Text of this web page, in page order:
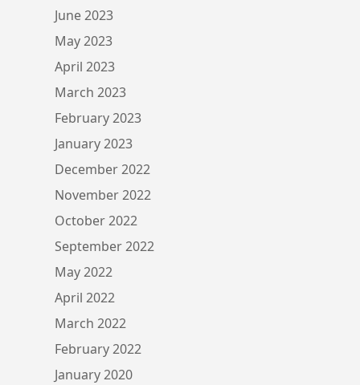
June 2023
May 2023
April 2023
March 2023
February 2023
January 2023
December 2022
November 2022
October 2022
September 2022
May 2022
April 2022
March 2022
February 2022
January 2020